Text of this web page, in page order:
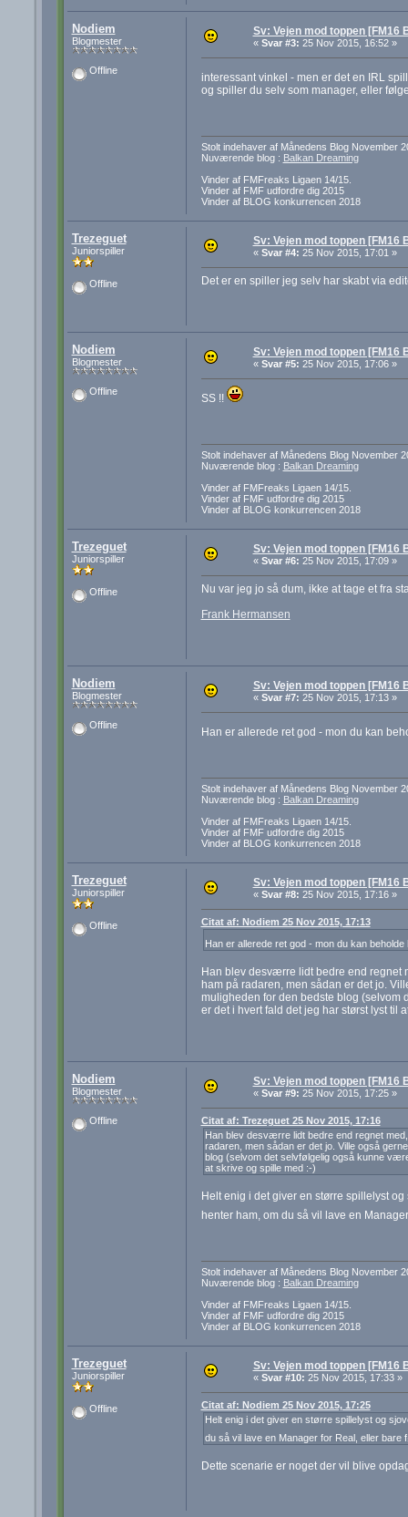
Nodiem
Blogmester
Offline
Sv: Vejen mod toppen [FM16
« Svar #3: 25 Nov 2015, 16:52 »
interessant vinkel - men er det en IRL
og spiller du selv som manager, eller
Stolt indehaver af Månedens Blog November
Nuværende blog : Balkan Dreaming
Vinder af FMFreaks Ligaen 14/15.
Vinder af FMF udfordre dig 2015
Vinder af BLOG konkurrencen 2018
Trezeguet
Juniorspiller
Offline
Sv: Vejen mod toppen [FM16
« Svar #4: 25 Nov 2015, 17:01 »
Det er en spiller jeg selv har skabt via
Nodiem
Blogmester
Offline
Sv: Vejen mod toppen [FM16
« Svar #5: 25 Nov 2015, 17:06 »
SS !!
Stolt indehaver af Månedens Blog November
Nuværende blog : Balkan Dreaming
Vinder af FMFreaks Ligaen 14/15.
Vinder af FMF udfordre dig 2015
Vinder af BLOG konkurrencen 2018
Trezeguet
Juniorspiller
Offline
Sv: Vejen mod toppen [FM16
« Svar #6: 25 Nov 2015, 17:09 »
Nu var jeg jo så dum, ikke at tage et fra
Frank Hermansen
Nodiem
Blogmester
Offline
Sv: Vejen mod toppen [FM16
« Svar #7: 25 Nov 2015, 17:13 »
Han er allerede ret god - mon du kan
Stolt indehaver af Månedens Blog November
Nuværende blog : Balkan Dreaming
Vinder af FMFreaks Ligaen 14/15.
Vinder af FMF udfordre dig 2015
Vinder af BLOG konkurrencen 2018
Trezeguet
Juniorspiller
Offline
Sv: Vejen mod toppen [FM16
« Svar #8: 25 Nov 2015, 17:16 »
Citat af: Nodiem 25 Nov 2015, 17:13
Han er allerede ret god - mon du kan
Han blev desværre lidt bedre end regnet
ham på radaren, men sådan er det jo.
muligheden for den bedste blog
er det i hvert fald det jeg har størst lyst til
Nodiem
Blogmester
Offline
Sv: Vejen mod toppen [FM16
« Svar #9: 25 Nov 2015, 17:25 »
Citat af: Trezeguet 25 Nov 2015, 17:16
Han blev desværre lidt bedre end regnet
radaren, men sådan er det jo. Ville også
blog (selvom det selvfølgelig også kunne
at skrive og spille med :-)
Helt enig i det giver en større spillelyst
henter ham, om du så vil lave en
Stolt indehaver af Månedens Blog November
Nuværende blog : Balkan Dreaming
Vinder af FMFreaks Ligaen 14/15.
Vinder af FMF udfordre dig 2015
Vinder af BLOG konkurrencen 2018
Trezeguet
Juniorspiller
Offline
Sv: Vejen mod toppen [FM16
« Svar #10: 25 Nov 2015, 17:33 »
Citat af: Nodiem 25 Nov 2015, 17:25
Helt enig i det giver en større spillelyst og
du så vil lave en Manager for Real, eller
Dette scenarie er noget der vil blive